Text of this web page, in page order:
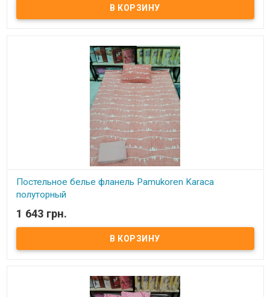
Постельное белье фланель Pamukoren полуторный Простынь:
160x240 см – 1 шт. Пододеяльник: 160x220 см – 1 шт. Наволочки:
50x70 см – 1 шт. Состав: фланель, 100% хлопок Упаковка: ПВХ.
Постельное белье фланель Pamukoren Karaca
полуторный
В наличии
Постельное белье фланель Pamukoren Karaca полуторный
Простынь: 160x240 см – 1 шт. Пододеяльник: 160x220 см – 1 шт.
Наволочки: 50x70 см – 1 шт. Состав: фланель, 100% хлопок
1 643 грн.